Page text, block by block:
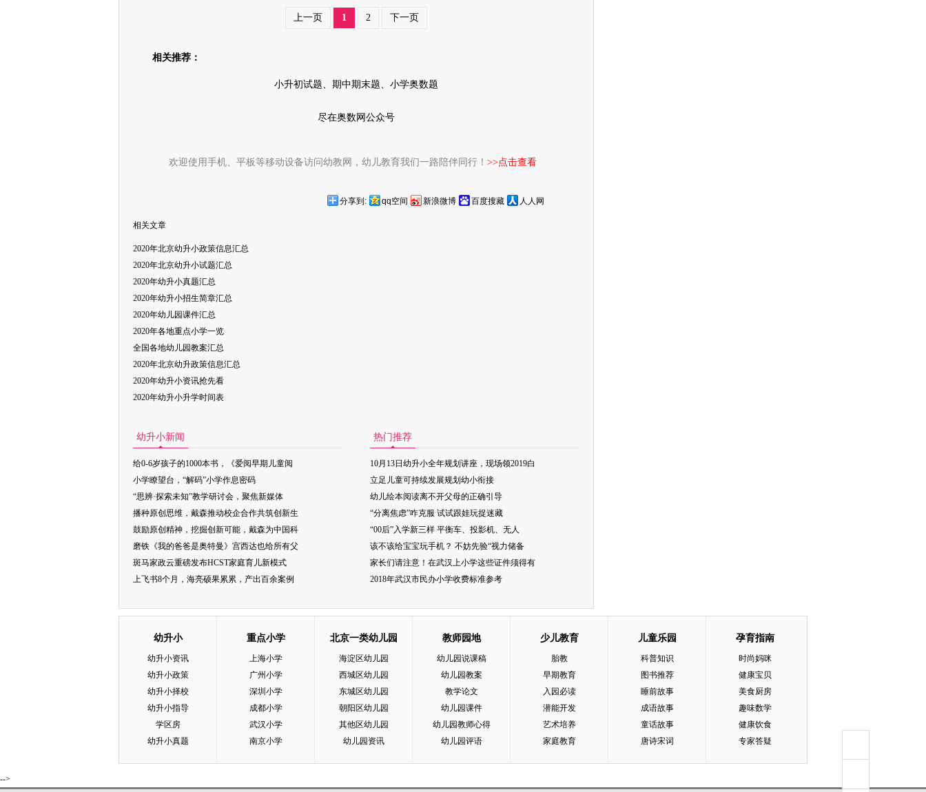
上一页 1 2 下一页
相关推荐：
小升初试题、期中期末题、小学奥数题
尽在奥数网公众号
欢迎使用手机、平板等移动设备访问幼教网，幼儿教育我们一路陪伴同行！ >>点击查看
分享到: qq空间 新浪微博 百度搜藏 人人网
相关文章
2020年北京幼升小政策信息汇总
2020年北京幼升小试题汇总
2020年幼升小真题汇总
2020年幼升小招生简章汇总
2020年幼儿园课件汇总
2020年各地重点小学一览
全国各地幼儿园教案汇总
2020年北京幼升政策信息汇总
2020年幼升小资讯抢先看
2020年幼升小升学时间表
幼升小新闻
给0-6岁孩子的1000本书，《爱阅早期儿童阅
小学瞭望台，“解码”小学作息密码
“思辨·探索未知”教学研讨会，聚焦新媒体
播种原创思维，戴森推动校企合作共筑创新生
鼓励原创精神，挖掘创新可能，戴森为中国科
磨铁《我的爸爸是奥特曼》宫西达也给所有父
斑马家政云重磅发布HCST家庭育儿新模式
上飞书8个月，海亮硕果累累，产出百余案例
热门推荐
10月13日幼升小全年规划讲座，现场领2019白
立足儿童可持续发展规划幼小衔接
幼儿绘本阅读离不开父母的正确引导
“分离焦虑”咋克服 试试跟娃玩捉迷藏
“00后”入学新三样 平衡车、投影机、无人
该不该给宝宝玩手机？ 不妨先验“视力储备
家长们请注意！在武汉上小学这些证件须得有
2018年武汉市民办小学收费标准参考
幼升小
幼升小资讯
幼升小政策
幼升小择校
幼升小指导
学区房
幼升小真题
重点小学
上海小学
广州小学
深圳小学
成都小学
武汉小学
南京小学
北京一类幼儿园
海淀区幼儿园
西城区幼儿园
东城区幼儿园
朝阳区幼儿园
其他区幼儿园
幼儿园资讯
教师园地
幼儿园说课稿
幼儿园教案
教学论文
幼儿园课件
幼儿园教师心得
幼儿园评语
少儿教育
胎教
早期教育
入园必读
潜能开发
艺术培养
家庭教育
儿童乐园
科普知识
图书推荐
睡前故事
成语故事
童话故事
唐诗宋词
孕育指南
时尚妈咪
健康宝贝
美食厨房
趣味数学
健康饮食
专家答疑
-->